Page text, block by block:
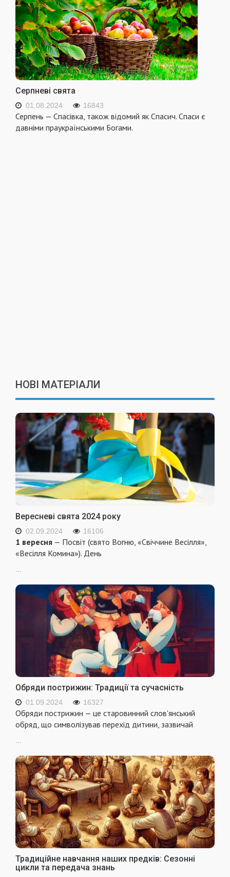
Серпневі свята
01.08.2024 16843
Серпень — Спасівка, також відомий як Спасич. Спаси є
давніми праукраїнськими Богами.
НОВІ МАТЕРІАЛИ
Вересневі свята 2024 року
02.09.2024 16106
1 вересня — Посвіт (свято Вогню, «Свіччине Весілля»,
«Весілля Комина»). День
Обряди пострижин: Традиції та сучасність
01.09.2024 16327
Обряди пострижин — це старовинний слов'янський
обряд, що символізував перехід дитини, зазвичай
Традиційне навчання наших предків: Сезонні
цикли та передача знань